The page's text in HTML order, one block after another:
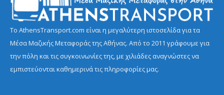
Το AthensTransport.com είναι η μεγαλύτερη ιστοσελίδα για τα
Μέσα Μαζικής Μεταφοράς της Αθήνας. Από το 2011 γράφουμε για
την πόλη και τις συγκοινωνίες της, με χιλιάδες αναγνώστες να
εμπιστεύονται καθημερινά τις πληροφορίες μας.